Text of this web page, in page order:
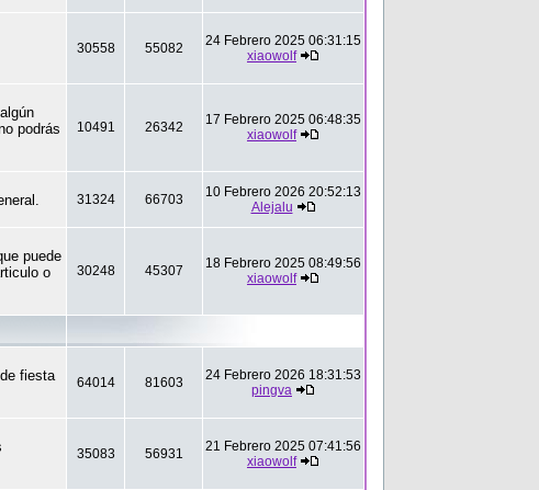
30558 55082
24 Febrero 2025 06:31:15
xiaowolf
podrás
10491 26342
17 Febrero 2025 06:48:35
xiaowolf
31324 66703
10 Febrero 2026 20:52:13
Alejalu
puede
o
30248 45307
18 Febrero 2025 08:49:56
xiaowolf
fiesta
64014 81603
24 Febrero 2026 18:31:53
pingva
35083 56931
21 Febrero 2025 07:41:56
xiaowolf